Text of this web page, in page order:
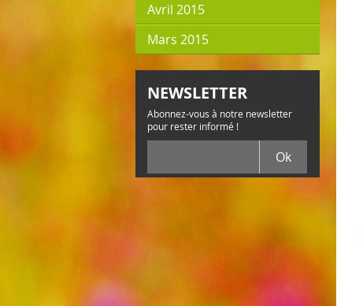
Avril 2015
Mars 2015
NEWSLETTER
Abonnez-vous à notre newsletter
pour rester informé !